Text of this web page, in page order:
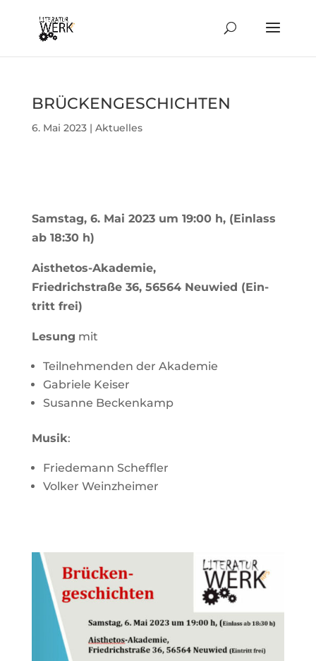
BRÜ­CKEN­GE­SCHICHTEN
6. Mai 2023| Aktuelles
Samstag, 6. Mai 2023 um 19:00 h, (Ein­lass
ab 18:30 h)
Ais­thetos-Aka­demie,
Fried­rich­straße 36, 56564 Neu­wied (Ein­
tritt frei)
Lesung mit
Teil­neh­menden der Akademie
Gabriele Keiser
Susanne Becken­kamp
Musik:
Frie­de­mann Scheffler
Volker Weinz­heimer